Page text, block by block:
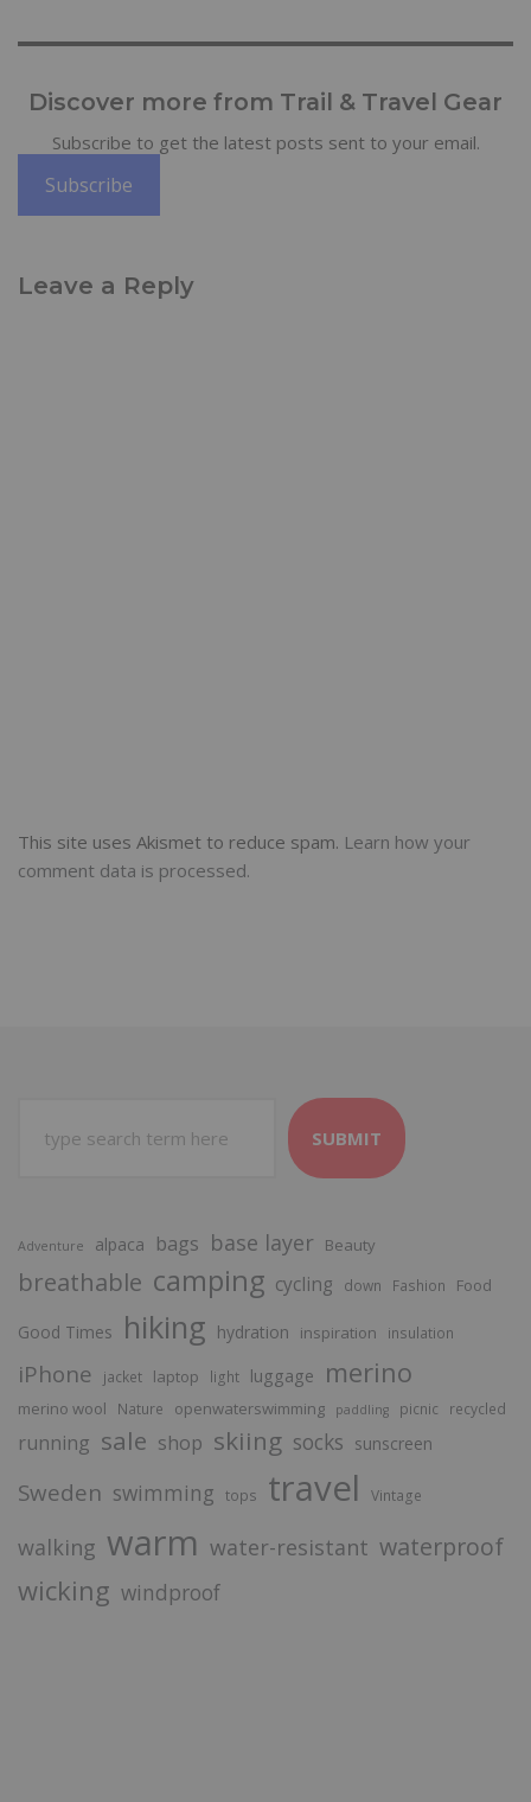
eu dignissim tortor.
nibh. Sed volutpat…
Discover more from Trail & Travel Gear
Subscribe to get the latest posts sent to your email.
Subscribe
Leave a Reply
This site uses Akismet to reduce spam. Learn how your
comment data is processed.
SUBMIT
Adventure alpaca bags base layer Beauty
breathable camping cycling down Fashion Food
Good Times hiking hydration inspiration insulation
iPhone jacket laptop light luggage merino
merino wool Nature openwaterswimming paddling picnic recycled
running sale shop skiing socks sunscreen
Sweden swimming tops travel Vintage
walking warm water-resistant waterproof
wicking windproof